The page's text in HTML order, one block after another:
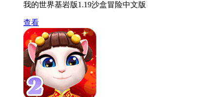
我的世界基岩版1.19沙盒冒险中文版
查看